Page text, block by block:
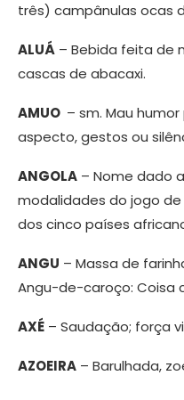
três) campânulas ocas
ALUÁ – Bebida feita de
cascas de abacaxi.
AMUO – sm. Mau
aspecto, gestos ou
ANGOLA – Nome dado
modalidades do jogo
dos cinco países
ANGU – Massa de
Angu-de-caroço: Coisa
AXÉ – Saudação; força
AZOEIRA – Barulhada,